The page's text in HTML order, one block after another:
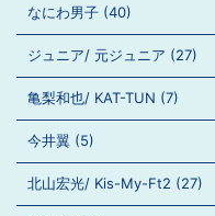
なにわ男子 (40)
ジュニア/ 元ジュニア (27)
亀梨和也/ KAT-TUN (7)
今井翼 (5)
北山宏光/ Kis-My-Ft2 (27)